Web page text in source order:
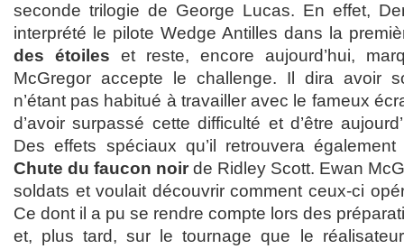
seconde trilogie de George Lucas. En effet,
interprété le pilote Wedge Antilles dans la
des étoiles et reste, encore aujourd’hui,
McGregor accepte le challenge. Il dira avoir
n’étant pas habitué à travailler avec le fameux
d’avoir surpassé cette difficulté et d’être
Des effets spéciaux qu’il retrouvera
Chute du faucon noir de Ridley Scott. Ewan
soldats et voulait découvrir comment ceux-ci
Ce dont il a pu se rendre compte lors des
et, plus tard, sur le tournage que le